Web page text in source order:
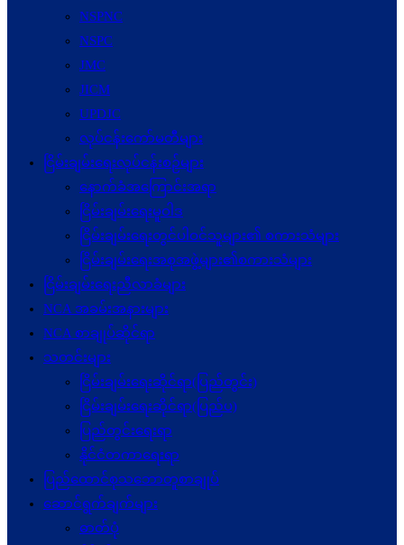
NSPNC
NSPC
JMC
JICM
UPDJC
လုပ်ငန်းကော်မတီများ
ငြိမ်းချမ်းရေးလုပ်ငန်းစဉ်များ
နောက်ခံအကြောင်းအရာ
ငြိမ်းချမ်းရေးမူဝါဒ
ငြိမ်းချမ်းရေးတွင်ပါဝင်သူများ၏ စကားသံများ
ငြိမ်းချမ်းရေးအစုအဖွဲ့များ၏စကားသံများ
ငြိမ်းချမ်းရေးညီလာခံများ
NCA အခမ်းအနားများ
NCA စာချုပ်ဆိုင်ရာ
သတင်းများ
ငြိမ်းချမ်းရေးဆိုင်ရာ(ပြည်တွင်း)
ငြိမ်းချမ်းရေးဆိုင်ရာ(ပြည်ပ)
ပြည်တွင်းရေးရာ
နိုင်ငံတကာရေးရာ
ပြည်ထောင်စုသဘောတူစာချုပ်
ဆောင်ရွက်ချက်များ
ဓာတ်ပုံ